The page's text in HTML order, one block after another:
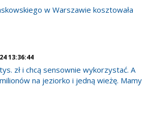
w Warszawie kosztowała
13:36:44
zł i chcą sensownie wykorzystać. A
na jeziorko i jedną wieżę. Mamy